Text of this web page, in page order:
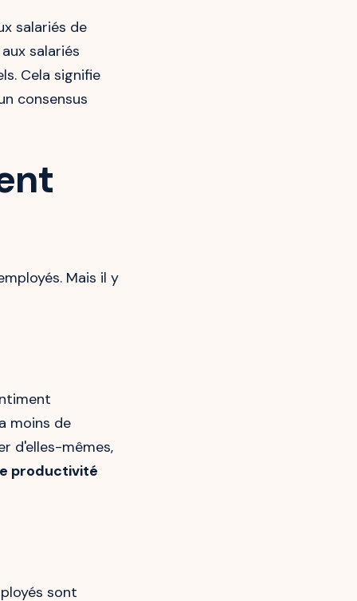
salariés de
salariés
Cela signifie
consensus
Mais il y
moins de
d'elles-mêmes,
productivité
sont